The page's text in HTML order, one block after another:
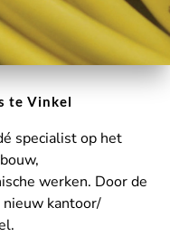
te Vinkel
specialist op het
werken. Door de
kantoor/